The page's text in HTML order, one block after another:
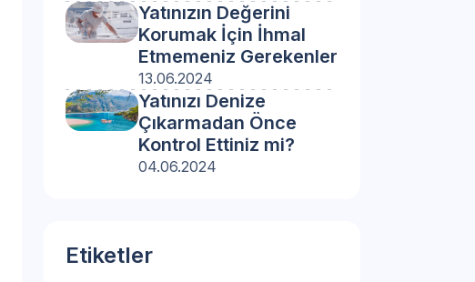
Yatınızın Değerini
Korumak İçin İhmal
Etmemeniz Gerekenler
13.06.2024
Yatınızı Denize
Çıkarmadan Önce
Kontrol Ettiniz mi?
04.06.2024
Etiketler